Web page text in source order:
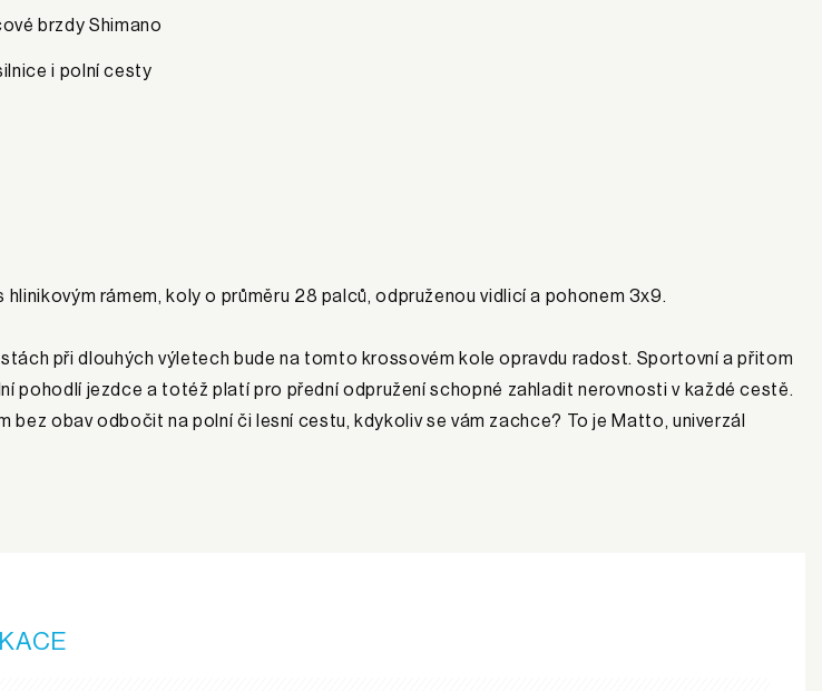
brzdy Shimano
i polní cesty
rámem, koly o průměru 28 palců, odpruženou vidlicí a pohonem 3x9.
při dlouhých výletech bude na tomto krossovém kole opravdu radost. Sportovní a přitom
pohodlí jezdce a totéž platí pro přední odpružení schopné zahladit nerovnosti v každé cestě.
bez obav odbočit na polní či lesní cestu, kdykoliv se vám zachce? To je Matto, univerzál